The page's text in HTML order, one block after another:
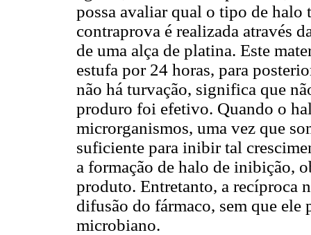
possa avaliar qual o tipo de halo
contraprova é realizada através
de uma alça de platina. Este
estufa por 24 horas, para
não há turvação, significa que
produro foi efetivo. Quando o
microrganismos, uma vez que
suficiente para inibir tal
a formação de halo de inibição,
produto. Entretanto, a recíproca
difusão do fármaco, sem que
microbiano.